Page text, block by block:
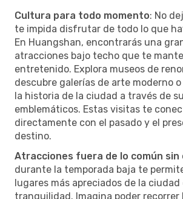
Cultura para todo momento: No
te impida disfrutar de todo lo que
En Huangshan, encontrarás una
atracciones bajo techo que te
entretenido. Explora museos de
descubre galerías de arte moderno
la historia de la ciudad a través de
emblemáticos. Estas visitas te
directamente con el pasado y el
destino.
Atracciones fuera de lo común sin
durante la temporada baja te
lugares más apreciados de la
tranquilidad. Imagina poder recorrer